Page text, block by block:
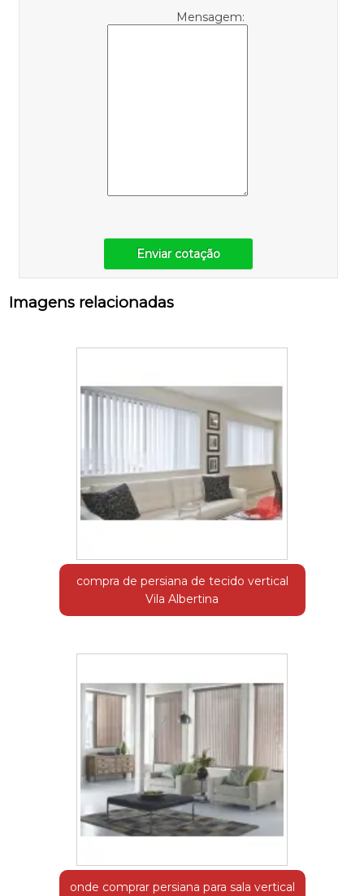
Mensagem:
Enviar cotação
Imagens relacionadas
compra de persiana de tecido vertical
Vila Albertina
onde comprar persiana para sala vertical